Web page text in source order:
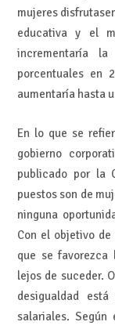
mujeres
educativa y el
incrementaría
porcentuales en
aumentaría hasta
En lo que se
gobierno
publicado por la
puestos son de
ninguna
Con el objetivo
que se favorezca
lejos de suceder.
desigualdad
salariales.